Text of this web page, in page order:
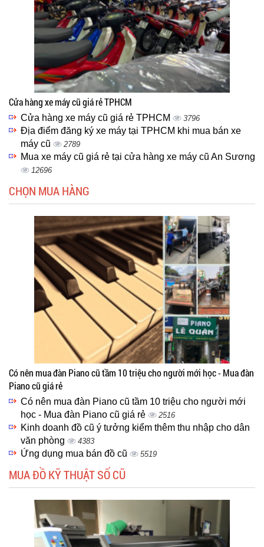
Cửa hàng xe máy cũ giá rẻ TPHCM
Cửa hàng xe máy cũ giá rẻ TPHCM 3796
Địa điểm đăng ký xe máy tại TPHCM khi mua bán xe
máy cũ
2789
Mua xe máy cũ giá rẻ tại cửa hàng xe máy cũ An Sương
12696
CHỌN MUA HÀNG
Có nên mua đàn Piano cũ tầm 10 triệu cho người mới học - Mua đàn
Piano cũ giá rẻ
Có nên mua đàn Piano cũ tầm 10 triệu cho người mới
học - Mua đàn Piano cũ giá rẻ
2516
Kinh doanh đồ cũ ý tưởng kiểm thêm thu nhập cho dân
văn phòng
4383
Ứng dụng mua bán đồ cũ 5519
MUA ĐỒ KỸ THUẬT SỐ CŨ